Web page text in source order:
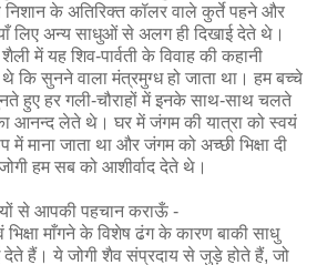
के अतिरिक्त कॉलर वाले कुर्ते पहने और
लिए अन्य साधुओं से अलग ही दिखाई देते थे।
में यह शिव-पार्वती के विवाह की कहानी
कि सुनने वाला मंत्रमुग्ध हो जाता था। हम बच्चे
हुए हर गली-चौराहों में इनके साथ-साथ चलते
आनन्द लेते थे। घर में जंगम की यात्रा को स्वयं
में माना जाता था और जंगम को अच्छी भिक्षा दी
हम सब को आशीर्वाद देते थे।
से आपकी पहचान कराऊँ -
माँगने के विशेष ढंग के कारण बाकी साधु
हैं। ये जोगी शैव संप्रदाय से जुड़े होते हैं, जो